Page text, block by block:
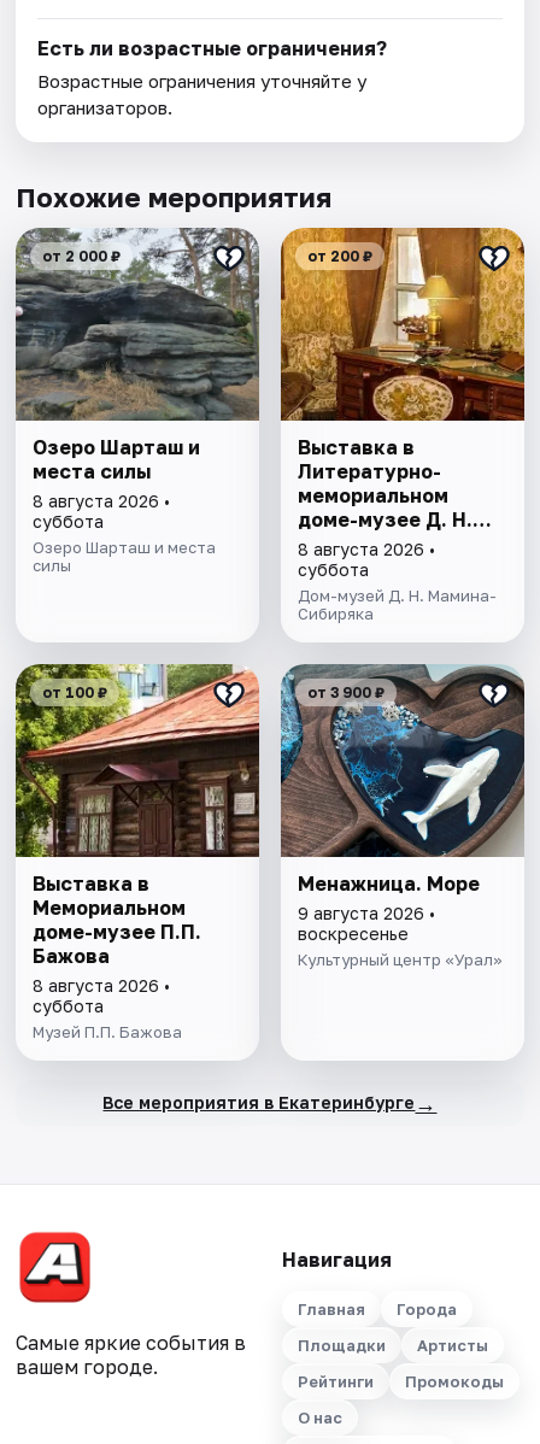
Есть ли возрастные ограничения?
Возрастные ограничения уточняйте у
организаторов.
Похожие мероприятия
от 2 000 ₽
Озеро Шарташ и
места силы
8 августа 2026 •
суббота
Озеро Шарташ и места
силы
от 200 ₽
Выставка в
Литературно-
мемориальном
доме-музее Д. Н.
Мамина- Сибиряка
8 августа 2026 •
суббота
Дом-музей Д. Н. Мамина-
Сибиряка
от 100 ₽
Выставка в
Мемориальном
доме-музее П.П.
Бажова
8 августа 2026 •
суббота
Музей П.П. Бажова
от 3 900 ₽
Менажница. Море
9 августа 2026 •
воскресенье
Культурный центр «Урал»
Все мероприятия в Екатеринбурге →
Самые яркие события в
вашем городе.
Навигация
Главная
Города
Площадки
Артисты
Рейтинги
Промокоды
О нас